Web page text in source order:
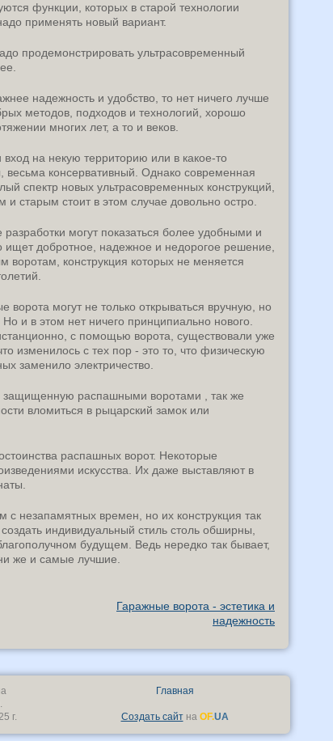
функции, которых в старой технологии
применять новый вариант.
продемонстрировать ультрасовременный
надежность и удобство, то нет ничего лучше
методов, подходов и технологий, хорошо
многих лет, а то и веков.
на некую территорию или в какое-то
весьма консервативный. Однако современная
спектр новых ультрасовременных конструкций,
старым стоит в этом случае довольно остро.
могут показаться более удобными и
ищет добротное, надежное и недорогое решение,
воротам, конструкция которых не меняется
могут не только открываться вручную, но
и в этом нет ничего принципиально нового.
с помощью ворота, существовали уже
изменилось с тех пор - это то, что физическую
заменило электричество.
защищенную распашными воротами , так же
вломиться в рыцарский замок или
распашных ворот. Некоторые
искусства. Их даже выставляют в
незапамятных времен, но их конструкция так
индивидуальный стиль столь обширны,
будущем. Ведь нередко так бывает,
же и самые лучшие.
Гаражные ворота - эстетика и
надежность
г.
Главная
Создать сайтна OF.UA